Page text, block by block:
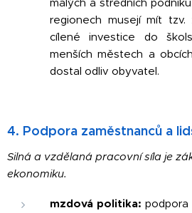
regionech musejí mít
cílené investice do
menších městech a
dostal odliv obyvatel.
4. Podpora zaměstnanců a
Silná a vzdělaná pracovní síla je
ekonomiku.
mzdová politika: podpora